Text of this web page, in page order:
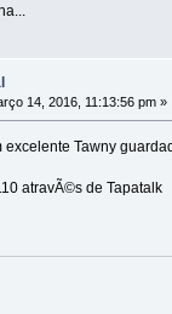
14, 2016, 11:13:56 pm »
excelente Tawny
atravÃ©s de Tapatalk